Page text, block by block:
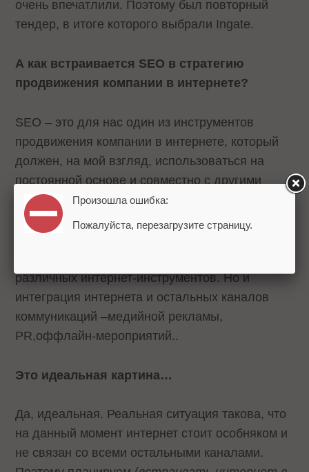
очень впечатлили. Поэтому был повторный
тендер, в итоге которого выбрали Ingate.
А как встраивается SEO в стратегию
продвижения компании в интернете?
SEO – это для нас один из инструментов
продвижения компании в интернете, который
должен, на мой взгляд, использоваться на
постоянной основе и совместно с другими
инструментами, такими как, например,
контекстная реклама.
различных интернет-инструментов. Но и
интеграция интернета и остальных каналов
коммуникаций –медийной рекламы,
PR,оффлайн-мероприятий..
Это идеальная картина…
Да, идеальная. Реальная ситуация такова, что
на данный момент интернет стоит особняком и
не связан со всеми остальными каналами.
Произошла ошибка:
Пожалуйста, перезагрузите страницу.